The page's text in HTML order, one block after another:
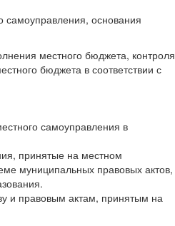
самоуправления, основания
местного бюджета, контроля
бюджета в соответствии с
самоуправления в
принятые на местном
муниципальных правовых актов,
и правовым актам, принятым на